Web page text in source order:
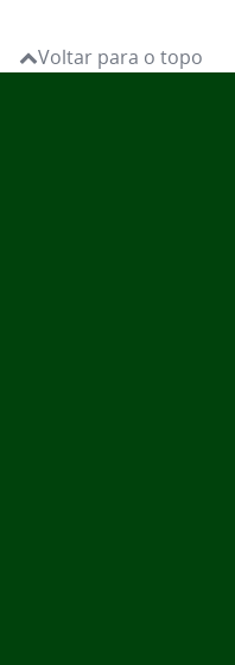
Voltar para o topo